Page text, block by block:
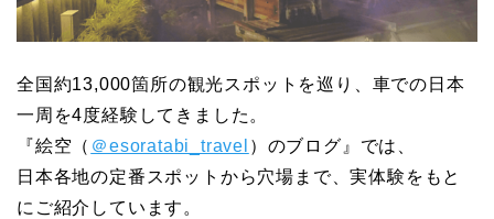
全国約13,000箇所の観光スポットを巡り、車での日本
一周を4度経験してきました。
『絵空（ ＠esoratabi_travel ）のブログ』では、
日本各地の定番スポットから穴場まで、実体験をもと
にご紹介しています。